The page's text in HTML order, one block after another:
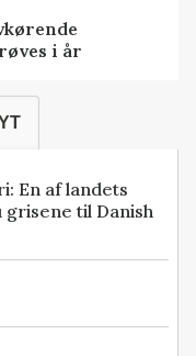
i år
En af landets
til Danish